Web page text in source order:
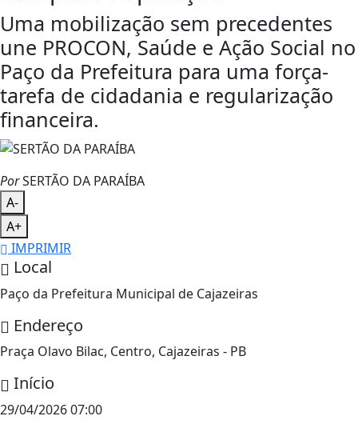
Uma mobilização sem precedentes
une PROCON, Saúde e Ação Social no
Paço da Prefeitura para uma força-
tarefa de cidadania e regularização
financeira.
PorSERTÃO DA PARAÍBA
A-
A+
IMPRIMIR
Local
Paço da Prefeitura Municipal de Cajazeiras
Endereço
Praça Olavo Bilac, Centro, Cajazeiras - PB
Início
29/04/2026 07:00